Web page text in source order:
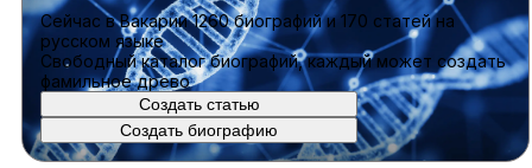
Cейчас в Вакарии1260 биографийи170 статейна
русском языке
Свободный каталог биографий, каждый может создать
фамильное древо
Создать статью
Создать биографию